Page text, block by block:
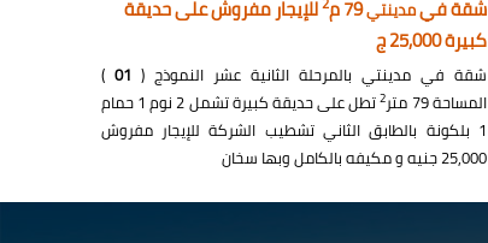
شقة فيمدينتي79 م
للإيجار مفروش على حديقة
كبيرة 25,000 ج
شقة في مدينتي بالمرحلة الثانية عشر النموذج ( 01
)
المساحة 79 متر
2
تطل على حديقة كبيرة تشمل 2 نوم 1 حمام
1 بلكونة بالطابق الثاني تشطيب الشركة للإيجار مفروش
25,000 جنيه و مكيفه بالكامل وبها سخان